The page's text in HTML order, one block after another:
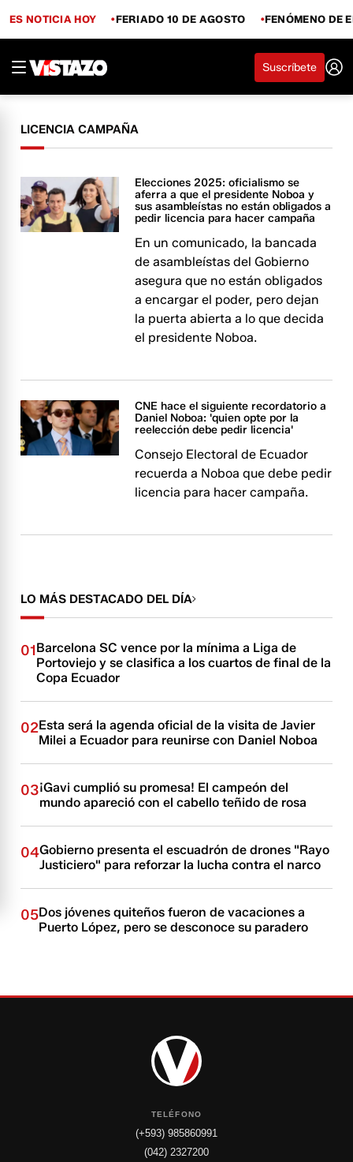
ES NOTICIA HOY FERIADO 10 DE AGOSTO FENÓMENO DE
Suscríbete
LICENCIA CAMPAÑA
Elecciones 2025: oficialismo se
aferra a que el presidente Noboa y
sus asambleístas no están obligados a
pedir licencia para hacer campaña
En un comunicado, la bancada
de asambleístas del Gobierno
asegura que no están obligados
a encargar el poder, pero dejan
la puerta abierta a lo que decida
el presidente Noboa.
CNE hace el siguiente recordatorio a
Daniel Noboa: 'quien opte por la
reelección debe pedir licencia'
Consejo Electoral de Ecuador
recuerda a Noboa que debe pedir
licencia para hacer campaña.
LO MÁS DESTACADO DEL DÍA
01Barcelona SC vence por la mínima a Liga de
Portoviejo y se clasifica a los cuartos de final de la
Copa Ecuador
02Esta será la agenda oficial de la visita de Javier
Milei a Ecuador para reunirse con Daniel Noboa
03¡Gavi cumplió su promesa! El campeón del
mundo apareció con el cabello teñido de rosa
04Gobierno presenta el escuadrón de drones "Rayo
Justiciero" para reforzar la lucha contra el narco
05Dos jóvenes quiteños fueron de vacaciones a
Puerto López, pero se desconoce su paradero
TELÉFONO
(+593) 985860991
(042) 2327200